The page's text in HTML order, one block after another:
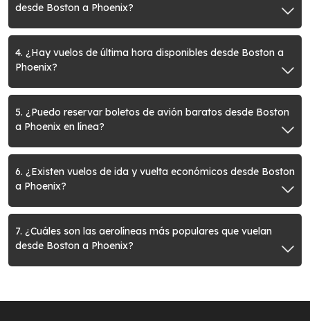
desde Boston a Phoenix?
4. ¿Hay vuelos de última hora disponibles desde Boston a
Phoenix?
5. ¿Puedo reservar boletos de avión baratos desde Boston
a Phoenix en línea?
6. ¿Existen vuelos de ida y vuelta económicos desde Boston
a Phoenix?
7. ¿Cuáles son las aerolíneas más populares que vuelan
desde Boston a Phoenix?